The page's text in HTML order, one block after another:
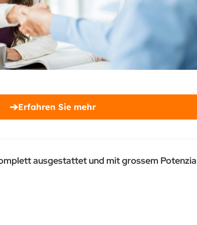
➔Erfahren Sie mehr
ausgestattet und mit grossem